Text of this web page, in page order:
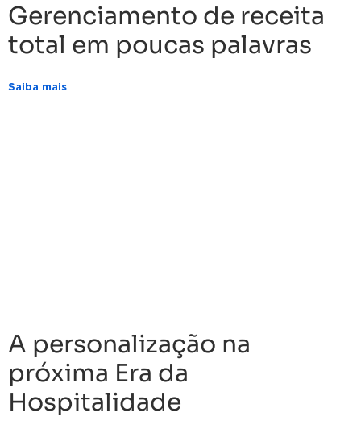
Gerenciamento de receita
total em poucas palavras
Saiba mais
A personalização na
próxima Era da
Hospitalidade